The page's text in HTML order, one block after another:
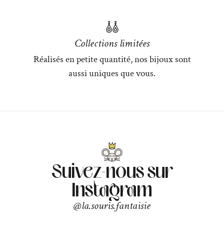
Collections limitées
Réalisés en petite quantité, nos bijoux sont
aussi uniques que vous.
Suivez-nous sur
Instagram
@la.souris.fantaisie